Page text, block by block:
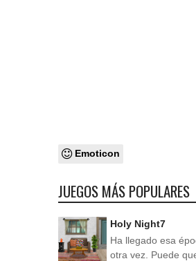
Emoticon
JUEGOS MÁS POPULARES
Holy Night7
Ha llegado esa
otra vez. Puede